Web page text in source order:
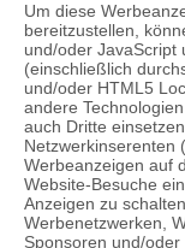
Um diese
bereitzustellen,
und/oder JavaScript
(einschließlich
und/oder HTML5
andere
auch Dritte
Netzwerkinserenten
Werbeanzeigen auf
Website-Besuche
Anzeigen zu
Werbenetzwerken,
Sponsoren und/